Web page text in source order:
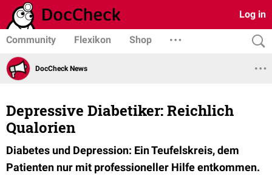
Log in
Community Flexikon Shop
DocCheck News
Depressive Diabetiker: Reichlich
Qualorien
Diabetes und Depression: Ein Teufelskreis, dem
Patienten nur mit professioneller Hilfe entkommen.